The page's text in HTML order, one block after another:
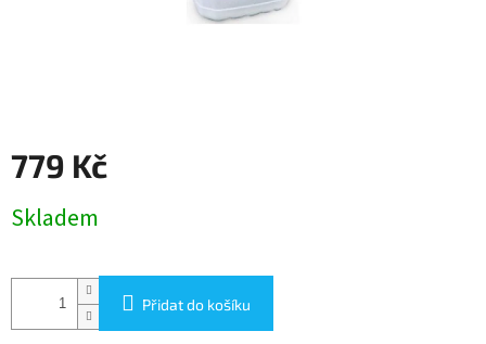
779 Kč
cena:
Skladem
Přidat do košíku